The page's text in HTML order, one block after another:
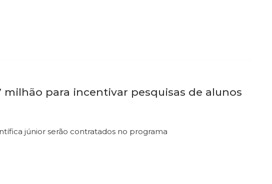
milhão para incentivar pesquisas de alunos
júnior serão contratados no programa